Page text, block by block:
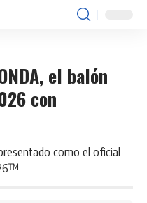
el balón
con
como el oficial